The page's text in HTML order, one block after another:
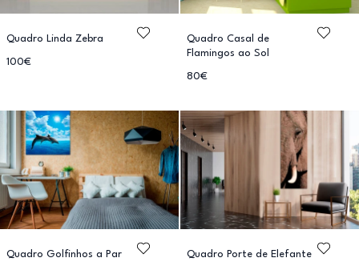
Quadro Linda Zebra
100€
Quadro Casal de
Flamingos ao Sol
80€
Quadro Golfinhos a Par Quadro Porte de Elefante